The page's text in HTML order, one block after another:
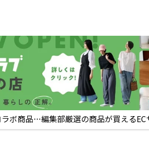
ボ商品…編集部厳選の商品が買えるEC